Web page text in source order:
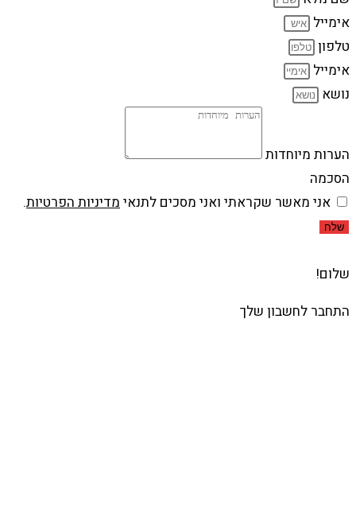
אימייל
טלפון
אימייל
נושא
הערות מיוחדות
הסכמה
אני מאשר שקראתי ואני מסכים לתנאי מדיניות הפרטיות.
שלח
שלום!
התחבר לחשבון שלך